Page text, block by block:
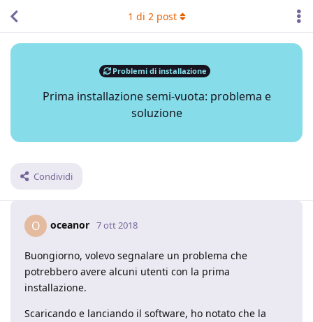
Problemi di installazione
Prima installazione semi-vuota: problema e
soluzione
Condividi
1 di 2post
O oceanor 7 ott 2018
Buongiorno, volevo segnalare un problema che
potrebbero avere alcuni utenti con la prima
installazione.
Scaricando e lanciando il software, ho notato che la